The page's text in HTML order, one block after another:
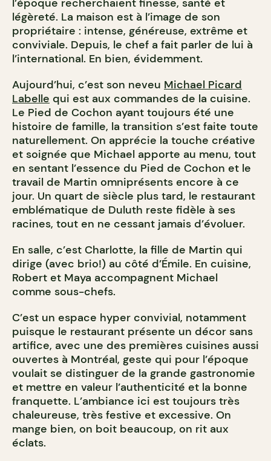
l’époque recherchaient finesse, santé et
légèreté. La maison est à l’image de son
propriétaire : intense, généreuse, extrême et
conviviale. Depuis, le chef a fait parler de lui à
l’international. En bien, évidemment.
Aujourd’hui, c’est son neveu Michael Picard
Labelle qui est aux commandes de la cuisine.
Le Pied de Cochon ayant toujours été une
histoire de famille, la transition s’est faite toute
naturellement. On apprécie la touche créative
et soignée que Michael apporte au menu, tout
en sentant l’essence du Pied de Cochon et le
travail de Martin omniprésents encore à ce
jour. Un quart de siècle plus tard, le restaurant
emblématique de Duluth reste fidèle à ses
racines, tout en ne cessant jamais d’évoluer.
En salle, c’est Charlotte, la fille de Martin qui
dirige (avec brio!) au côté d’Émile. En cuisine,
Robert et Maya accompagnent Michael
comme sous-chefs.
C’est un espace hyper convivial, notamment
puisque le restaurant présente un décor sans
artifice, avec une des premières cuisines aussi
ouvertes à Montréal, geste qui pour l’époque
voulait se distinguer de la grande gastronomie
et mettre en valeur l’authenticité et la bonne
franquette. L’ambiance ici est toujours très
chaleureuse, très festive et excessive. On
mange bien, on boit beaucoup, on rit aux
éclats.